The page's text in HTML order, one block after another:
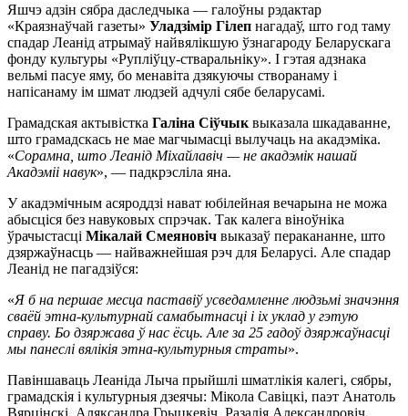
Яшчэ адзін сябра даследчыка — галоўны рэдактар
«Краязнаўчай газеты» Уладзімір Гілеп нагадаў, што год таму
спадар Леанід атрымаў найвялікшую ўзнагароду Беларускага
фонду культуры «Рупліўцу-стваральніку». І гэтая адзнака
вельмі пасуе яму, бо менавіта дзякуючы створанаму і
напісанаму ім шмат людзей адчулі сябе беларусамі.
Грамадская актывістка Галіна Сіўчык выказала шкадаванне,
што грамадскась не мае магчымасці вылучаць на акадэміка.
«Сорамна, што Леанід Міхайлавіч — не акадэмік нашай
Акадэміі навук», — падкрэсліла яна.
У акадэмічным асяроддзі нават юбілейная вечарына не можа
абысціся без навуковых спрэчак. Так калега віноўніка
ўрачыстасці Мікалай Смеяновіч выказаў перакананне, што
дзяржаўнасць — найважнейшая рэч для Беларусі. Але спадар
Леанід не пагадзіўся:
«Я б на першае месца паставіў усведамленне людзьмі значэння
сваёй этна-культурнай самабытнасці і іх уклад у гэтую
справу. Бо дзяржава ў нас ёсць. Але за 25 гадоў дзяржаўнасці
мы панеслі вялікія этна-культурныя страты».
Павіншаваць Леаніда Лыча прыйшлі шматлікія калегі, сябры,
грамадскія і культурныя дзеячы: Мікола Савіцкі, паэт Анатоль
Вярцінскі, Аляксандра Грыцкевіч, Разалія Александровіч,